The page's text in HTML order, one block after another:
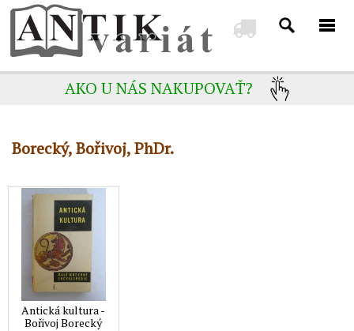
AKO U NÁS NAKUPOVAŤ?
Borecký, Bořivoj, PhDr.
Antická kultura -
Bořivoj Borecký